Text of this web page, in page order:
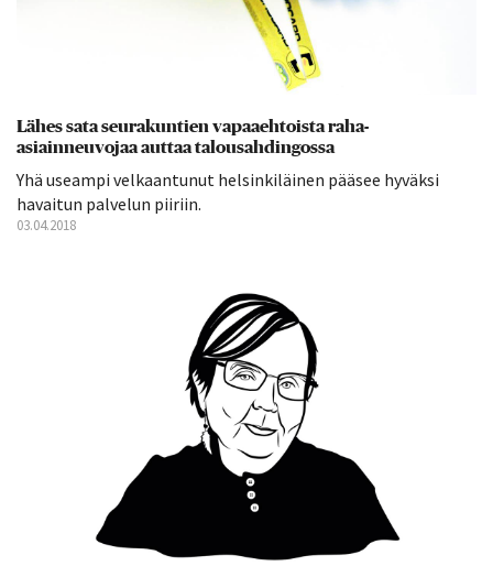
Lähes sata seurakuntien vapaaehtoista raha-
asiainneuvojaa auttaa talousahdingossa
Yhä useampi velkaantunut helsinkiläinen pääsee hyväksi
havaitun palvelun piiriin.
03.04.2018